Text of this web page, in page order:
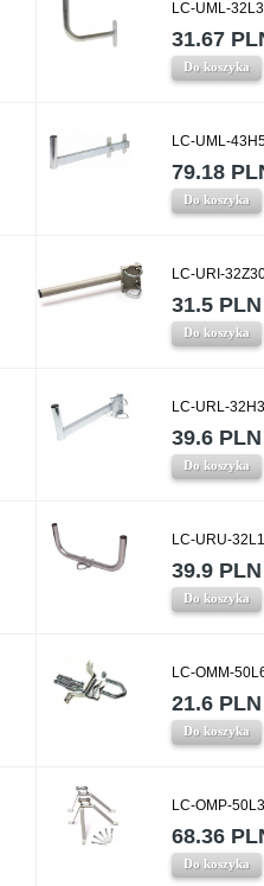
LC-UML-
31.67
Do koszyka
LC-UML-
79.18
Do koszyka
LC-URI-
31.5 PLN
Do koszyka
LC-URL-
39.6 PLN
Do koszyka
LC-URU-
39.9 PLN
Do koszyka
LC-OMM-
21.6 PLN
Do koszyka
LC-OMP-
68.36
Do koszyka